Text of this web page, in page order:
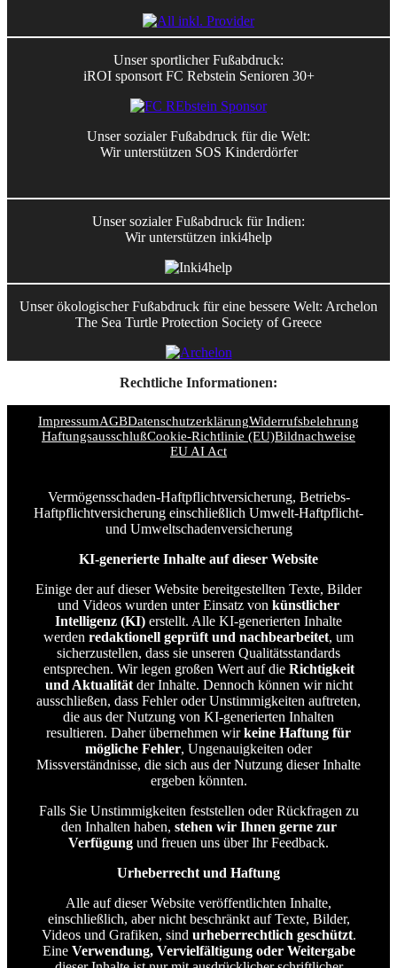
Unser sportlicher Fußabdruck:
iROI sponsort FC Rebstein Senioren 30+
Unser sozialer Fußabdruck für die Welt:
Wir unterstützen SOS Kinderdörfer
Unser sozialer Fußabdruck für Indien:
Wir unterstützen inki4help
Unser ökologischer Fußabdruck für eine bessere Welt: Archelon
The Sea Turtle Protection Society of Greece
Rechtliche Informationen:
ImpressumAGBDatenschutzerklärungWiderrufsbelehrung
HaftungsausschlußCookie-Richtlinie (EU)Bildnachweise
EU AI Act
Vermögensschaden-Haftpflichtversicherung, Betriebs-
Haftpflichtversicherung einschließlich Umwelt-Haftpflicht-
und Umweltschadenversicherung
KI-generierte Inhalte auf dieser Website
Einige der auf dieser Website bereitgestellten Texte, Bilder
und Videos wurden unter Einsatz von künstlicher
Intelligenz (KI) erstellt. Alle KI-generierten Inhalte
werden redaktionell geprüft und nachbearbeitet, um
sicherzustellen, dass sie unseren Qualitätsstandards
entsprechen. Wir legen großen Wert auf die Richtigkeit
und Aktualitätder Inhalte. Dennoch können wir nicht
ausschließen, dass Fehler oder Unstimmigkeiten auftreten,
die aus der Nutzung von KI-generierten Inhalten
resultieren. Daher übernehmen wirkeine Haftung für
mögliche Fehler, Ungenauigkeiten oder
Missverständnisse, die sich aus der Nutzung dieser Inhalte
ergeben könnten.
Falls Sie Unstimmigkeiten feststellen oder Rückfragen zu
den Inhalten haben, stehen wir Ihnen gerne zur
Verfügung und freuen uns über Ihr Feedback.
Urheberrecht und Haftung
Alle auf dieser Website veröffentlichten Inhalte,
einschließlich, aber nicht beschränkt auf Texte, Bilder,
Videos und Grafiken, sind urheberrechtlich geschützt.
Eine Verwendung, Vervielfältigung oder Weitergabe